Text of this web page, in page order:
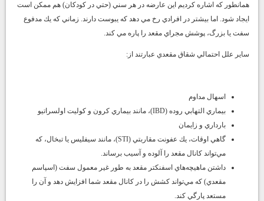
همانطور كه اشاره كرديم اين عارضه در هر سني (حتي در كودكان) هم ممكن است
ايجاد شود. اما بيشتر در افرادي رخ مي دهد كه يبوست دارند. زماني كه يك مدفوع
سفت يا بزرگ، پوشش مجراي مقعد را پاره مي كند.
ساير علل احتمالي شقاق مقعدي عبارتند از:
اسهال مداوم
بيماري التهابي روده (IBD)، مانند بيماري كرون و كوليت اولسراتيو
بارداري و زايمان
گاهي اوقات، يك عفونت مقاربتي (STI)، مانند سيفليس يا تبخال، كه
مي‌تواند كانال مقعد را آلوده و آسيب برساند.
داشتن ماهيچه‌هاي اسفنكتر مقعد به طور غير معمول سفت (اسپاسم
مقعدي) كه مي‌تواند كشش را در كانال مقعد شما افزايش دهد و آن را
مستعد پارگي كند.